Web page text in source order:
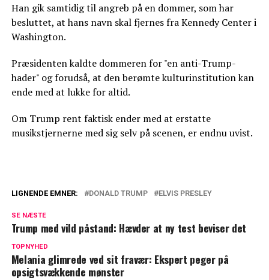
Han gik samtidig til angreb på en dommer, som har
besluttet, at hans navn skal fjernes fra Kennedy Center i
Washington.
Præsidenten kaldte dommeren for "en anti-Trump-
hader" og forudså, at den berømte kulturinstitution kan
ende med at lukke for altid.
Om Trump rent faktisk ender med at erstatte
musikstjernerne med sig selv på scenen, er endnu uvist.
Roberts: 'Vil væmme sig'
Her er hendes ord
LIGNENDE EMNER: DONALD TRUMP ELVIS PRESLEY
SE NÆSTE
Trump med vild påstand: Hævder at ny test beviser det
TOPNYHED
Melania glimrede ved sit fravær: Ekspert peger på
opsigtsvækkende mønster